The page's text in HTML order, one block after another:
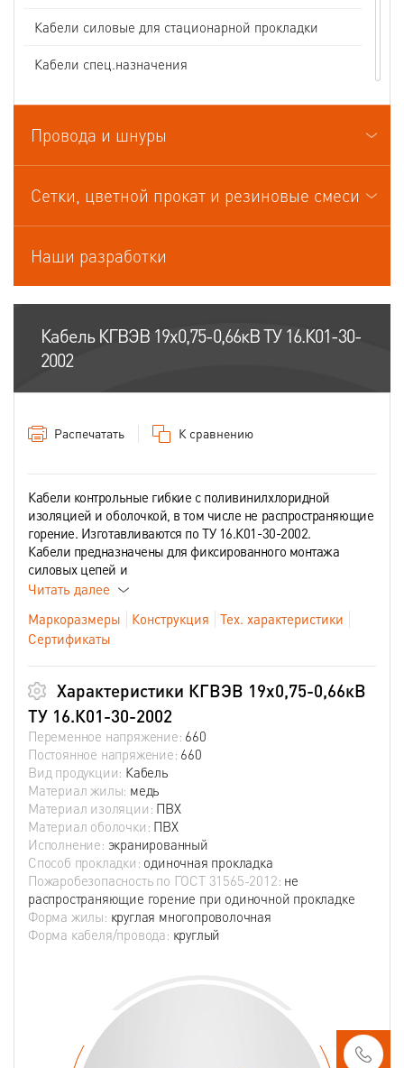
Кабели силовые для стационарной прокладки
Кабели спец.назначения
Кабели судовые
Кабели термоэлектродные
Провода и шнуры
Сетки, цветной прокат и резиновые смеси
Наши разработки
Кабель КГВЭВ 19х0,75-0,66кВ ТУ 16.К01-30-
2002
Распечатать К сравнению
Кабели контрольные гибкие с поливинилхлоридной
изоляцией и оболочкой, в том числе не распространяющие
горение. Изготавливаются по ТУ 16.К01-30-2002.
Кабели предназначены для фиксированного монтажа
силовых цепей и
Читать далее
Маркоразмеры
Конструкция
Тех. характеристики
Сертификаты
Характеристики КГВЭВ 19х0,75-0,66кВ
ТУ 16.К01-30-2002
Переменное напряжение: 660
Постоянное напряжение: 660
Вид продукции: Кабель
Материал жилы: медь
Материал изоляции: ПВХ
Материал оболочки: ПВХ
Исполнение: экранированный
Способ прокладки: одиночная прокладка
Пожаробезопасность по ГОСТ 31565-2012: не
распространяющие горение при одиночной прокладке
Форма жилы: круглая многопроволочная
Форма кабеля/провода: круглый